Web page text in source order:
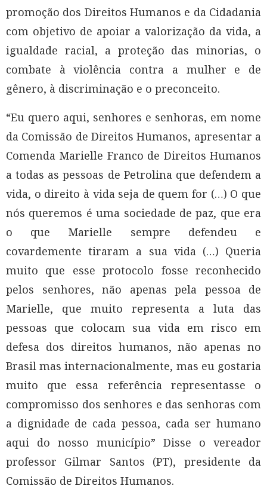
promoção dos Direitos Humanos e da Cidadania
com objetivo de apoiar a valorização da vida, a
igualdade racial, a proteção das minorias, o
combate à violência contra a mulher e de
gênero, à discriminação e o preconceito.
“Eu quero aqui, senhores e senhoras, em nome
da Comissão de Direitos Humanos, apresentar a
Comenda Marielle Franco de Direitos Humanos
a todas as pessoas de Petrolina que defendem a
vida, o direito à vida seja de quem for (…) O que
nós queremos é uma sociedade de paz, que era
o que Marielle sempre defendeu e
covardemente tiraram a sua vida (…) Queria
muito que esse protocolo fosse reconhecido
pelos senhores, não apenas pela pessoa de
Marielle, que muito representa a luta das
pessoas que colocam sua vida em risco em
defesa dos direitos humanos, não apenas no
Brasil mas internacionalmente, mas eu gostaria
muito que essa referência representasse o
compromisso dos senhores e das senhoras com
a dignidade de cada pessoa, cada ser humano
aqui do nosso município” Disse o vereador
professor Gilmar Santos (PT), presidente da
Comissão de Direitos Humanos.